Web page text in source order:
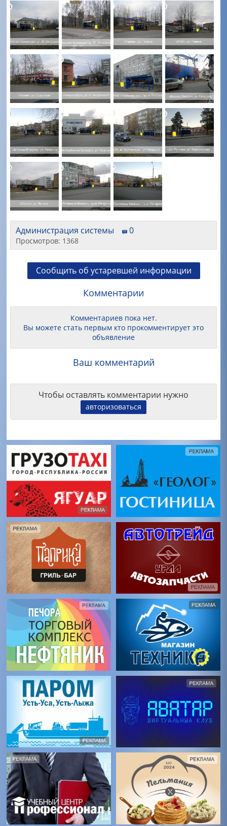
Администрация системы 0
Просмотров: 1368
Сообщить об устаревшей информации
Комментарии
Комментариев пока нет.
Вы можете стать первым кто прокомментирует это
объявление
Ваш комментарий
Чтобы оставлять комментарии нужно
авторизоваться